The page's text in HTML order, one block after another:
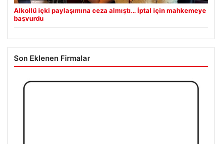
Alkollü içki paylaşımına ceza almıştı… İptal için mahkemeye
başvurdu
Son Eklenen Firmalar